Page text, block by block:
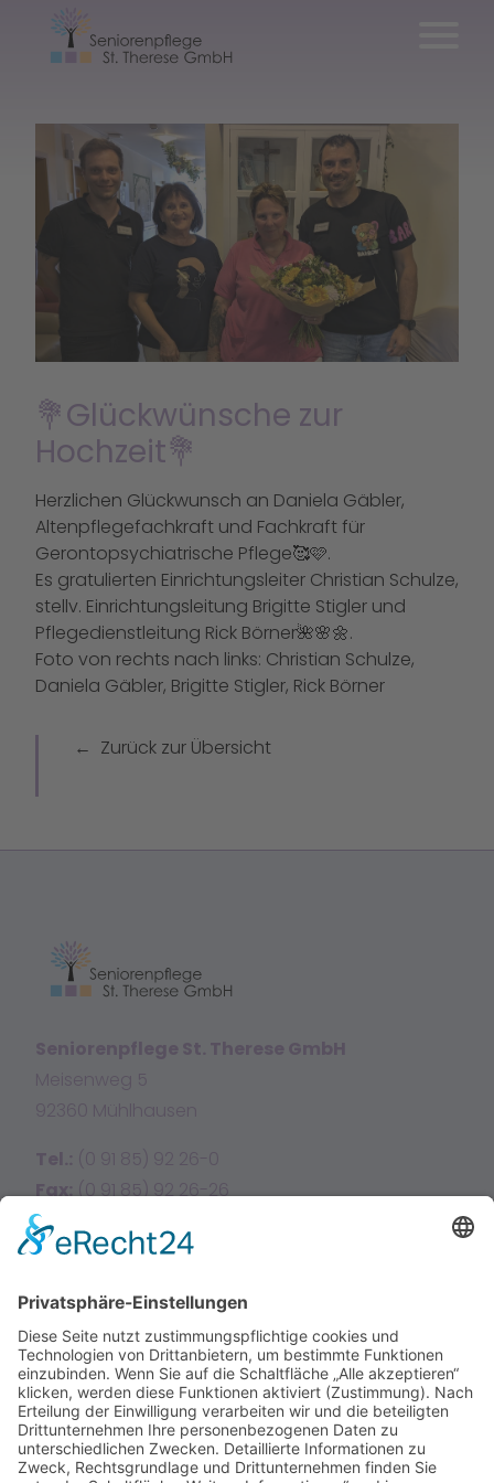
💐Glückwünsche zur
Hochzeit💐
Herzlichen Glückwunsch an Daniela Gäbler,
Altenpflegefachkraft und Fachkraft für
Gerontopsychiatrische Pflege🥰🩷.
Es gratulierten Einrichtungsleiter Christian Schulze,
stellv. Einrichtungsleitung Brigitte Stigler und
Pflegedienstleitung Rick Börner🌺🌸🌼.
Foto von rechts nach links: Christian Schulze,
Daniela Gäbler, Brigitte Stigler, Rick Börner
Zurück zur Übersicht
Seniorenpflege St. Therese GmbH
Meisenweg 5
92360 Mühlhausen
Tel.: (0 91 85) 92 26-0
Fax:(0 91 85) 92 26-26
E-Mail:info@sttherese.de
Instagram
Home
Über uns